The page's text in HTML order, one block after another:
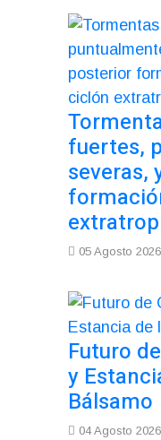
fuertes,
severas,
05 Agosto 2026
Futuro
y
Bálsamo
04 Agosto 2026